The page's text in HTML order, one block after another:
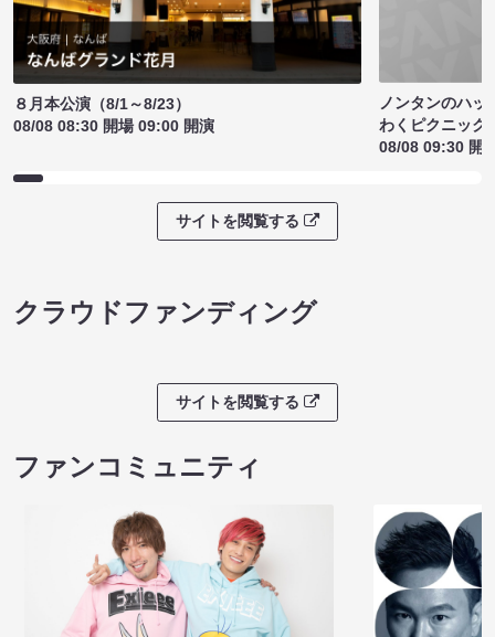
８月本公演（8/1～8/23）
08/08 08:30 開場 09:00 開演
ノンタンのハッ
わくピクニック
08/08 09:30 開
サイトを閲覧する
クラウドファンディング
サイトを閲覧する
ファンコミュニティ